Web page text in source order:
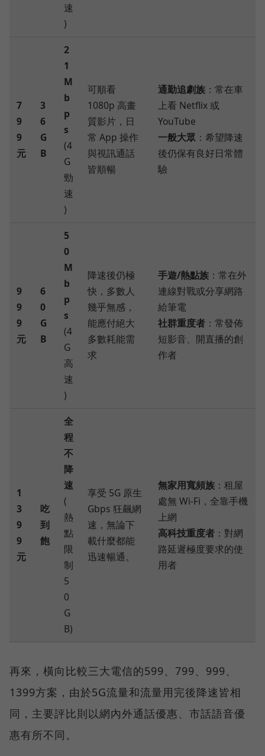
速
)
7
9
9
元
3
6
G
B
2
1
M
b
p
s
(4
G
勁
速
)
可順看
1080p 高畫
質影片，日
常 App 操作
與視訊通話
皆順暢
通勤追劇族 ：常在車
上看 Netflix 或
YouTube
一般大眾 ：希望降速
後仍保有良好日常體
驗
9
9
9
元
6
0
G
B
5
0
M
b
p
s
(4
G
高
速
)
降速後仍極
快，多數人
幾乎無感，
能應付絕大
多數耗能需
求
手遊/熱點族 ：常在外
連線對戰或分享網路
給筆電
社群重度者 ：常發佈
短影音、開直播的創
作者
1
3
9
9
元
吃
到
飽
全
程
不
降
速
(
熱
點
限
制
5
0
G
B)
享受 5G 原生
Gbps 狂飆網
速，無論下
載什麼都能
迅速暢通。
無家用寬頻族 ：租屋
處無 Wi-Fi，全靠手機
上網
高科技重度者 ：對網
路延遲極度要求的使
用者
再來，橫向比較三大電信的599、799、999、
1399方案，由於5G流量和流量用完後降速皆相
同，主要評比則以網內外通話優惠、市話語音優
惠有所不同。